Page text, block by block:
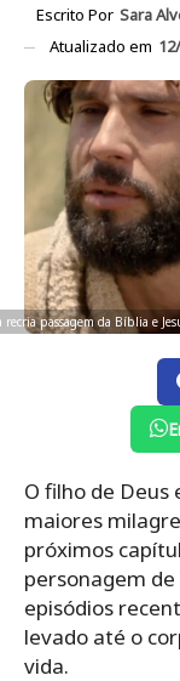
Escrito Por Sara
Atualizado em
recria passagem da Bíblia e
O filho de Deus
maiores
próximos
personagem
episódios
levado até o
vida.